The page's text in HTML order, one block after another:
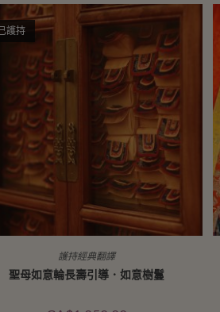
護持
護持經典翻譯
聖母如意輪長壽引導．如意樹鬘